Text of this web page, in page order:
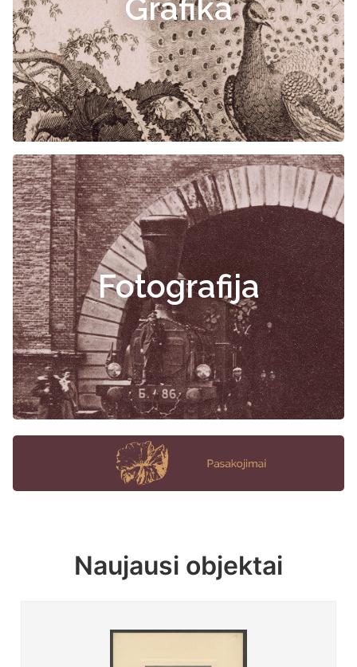
Grafika
Fotografija
Naujausi objektai